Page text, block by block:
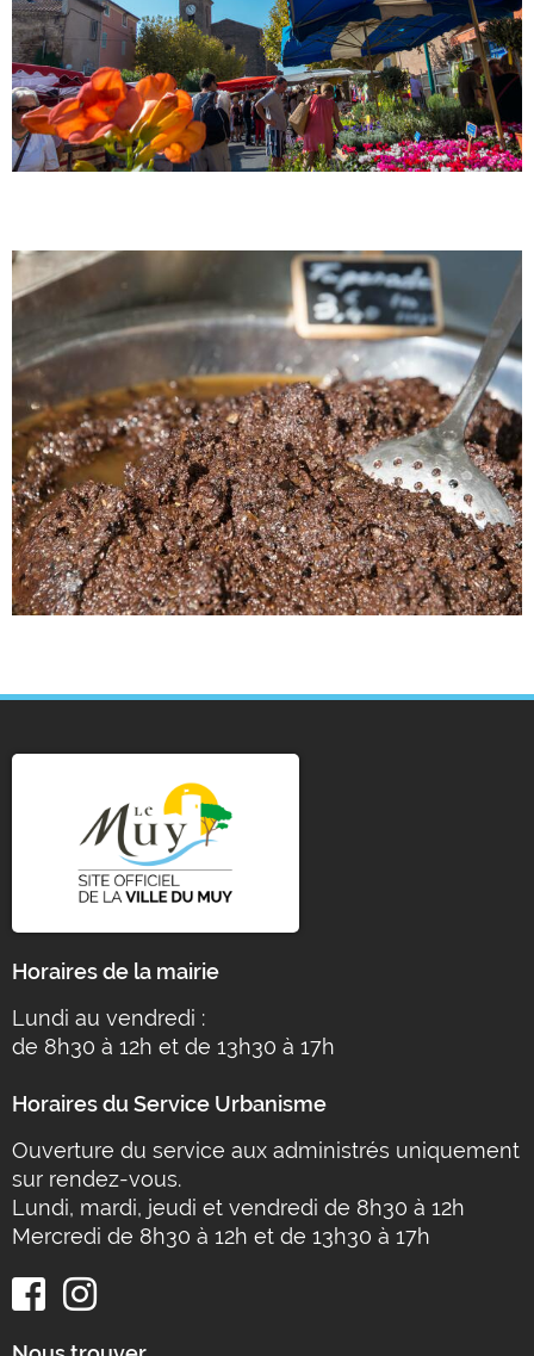
Horaires de la mairie
Lundi au vendredi :
de 8h30 à 12h et de 13h30 à 17h
Horaires du Service Urbanisme
Ouverture du service aux administrés uniquement
sur rendez-vous.
Lundi, mardi, jeudi et vendredi de 8h30 à 12h
Mercredi de 8h30 à 12h et de 13h30 à 17h